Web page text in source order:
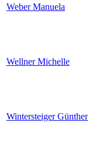
Weber Manuela
Wellner Michelle
Wintersteiger Günther